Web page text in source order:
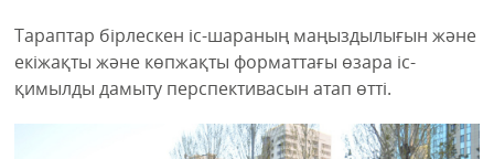
Тараптар бірлескен іс-шараның маңыздылығын және
екіжақты және көпжақты форматтағы өзара іс-
қимылды дамыту перспективасын атап өтті.